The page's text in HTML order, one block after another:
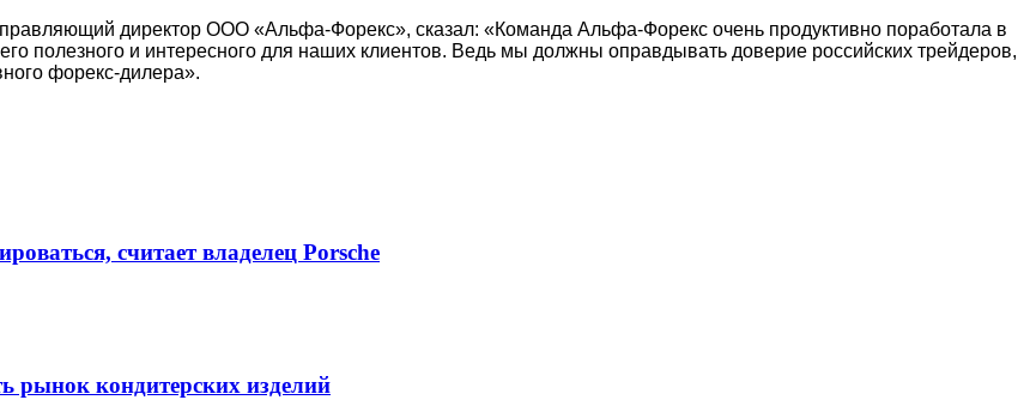
директор ООО «Альфа-Форекс», сказал: «Команда Альфа-Форекс очень продуктивно поработала в
полезного и интересного для наших клиентов. Ведь мы должны оправдывать доверие российских трейдеров,
форекс-дилера».
считает владелец Porsche
рынок кондитерских изделий